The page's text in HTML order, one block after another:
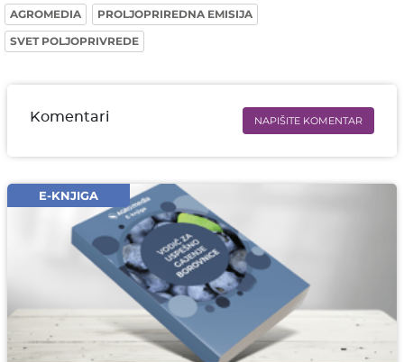
AGROMEDIA
PROLJOPRIREDNA EMISIJA
SVET POLJOPRIVREDE
Komentari NAPIŠITE KOMENTAR
Email* obavezno
Komentar* obavezno
E-KNJIGA